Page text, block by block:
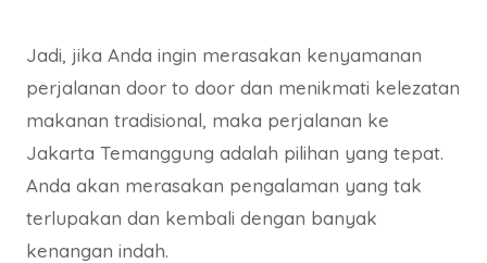
Jadi, jika Anda ingin merasakan kenyamanan
perjalanan door to door dan menikmati kelezatan
makanan tradisional, maka perjalanan ke
Jakarta Temanggung adalah pilihan yang tepat.
Anda akan merasakan pengalaman yang tak
terlupakan dan kembali dengan banyak
kenangan indah.